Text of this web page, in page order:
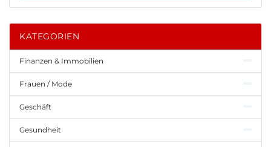
KATEGORIEN
Finanzen & Immobilien
Frauen / Mode
Geschäft
Gesundheit